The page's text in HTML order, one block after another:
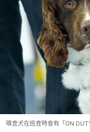
嗅查犬在巡查時會有「ON